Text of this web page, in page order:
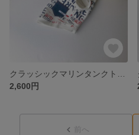
2,600円
前へ